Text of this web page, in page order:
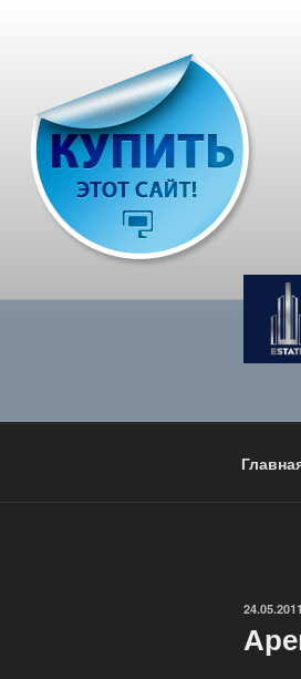
24.05.2011